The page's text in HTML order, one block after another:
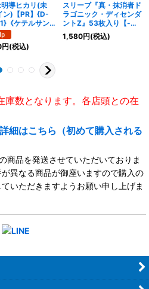
導ヒカリ(未
ン)【PR】{D-
《ケテルサン
》
円(税込)
スリーブ『真・抹消者ド
ラゴニック・ディセンダ
ントZ』53枚入り【-】
{-}《サプライ》
1,580円(税込)
数となります。各店頭との在
細はこちら（初めて購入される
商品を発送させていただいておりま
異なる商品が御座いますので購入の
いただきますようお願い申し上げま